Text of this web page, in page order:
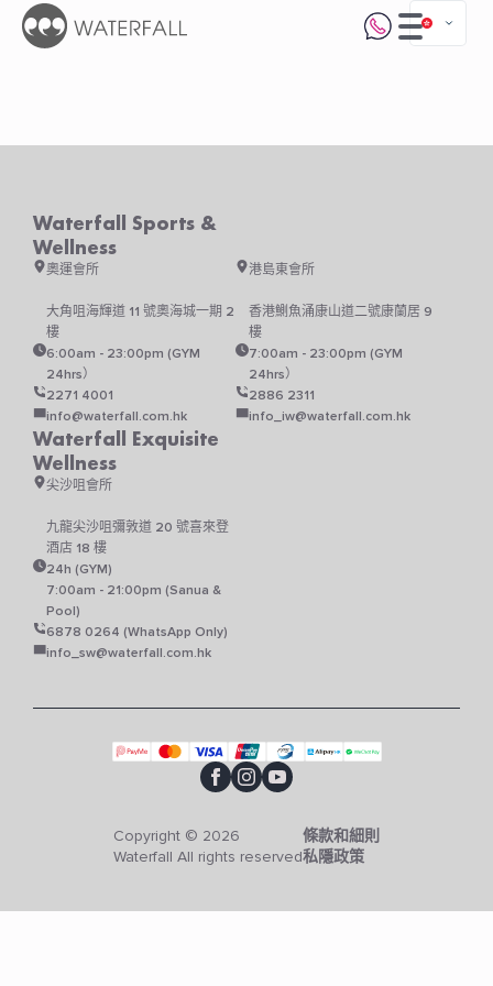
Waterfall Sports &
Wellness
奧運會所
大角咀海輝道 11 號奧海城一期 2
樓
6:00am - 23:00pm (GYM
24hrs）
2271 4001
info@waterfall.com.hk
港島東會所
香港鰂魚涌康山道二號康蘭居 9
樓
7:00am - 23:00pm (GYM
24hrs）
2886 2311
info_iw@waterfall.com.hk
Waterfall Exquisite
Wellness
尖沙咀會所
九龍尖沙咀彌敦道 20 號喜來登
酒店 18 樓
24h (GYM)
7:00am - 21:00pm (Sanua &
Pool)
6878 0264 (WhatsApp Only)
info_sw@waterfall.com.hk
Copyright © 2026
Waterfall All rights reserved
條款和細則
私隱政策